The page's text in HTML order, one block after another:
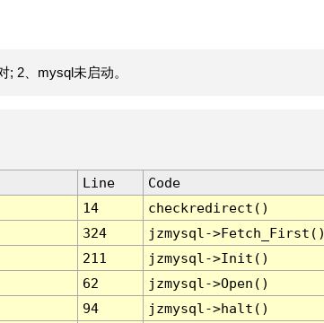
2、mysql未启动。
Line
Code
14
checkredirect()
324
jzmysql-
211
jzmysql->Init()
62
jzmysql->Open()
94
jzmysql->halt()